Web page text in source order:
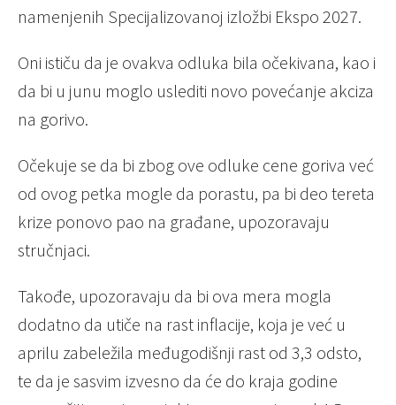
namenjenih Specijalizovanoj izložbi Ekspo 2027.
Oni ističu da je ovakva odluka bila očekivana, kao i
da bi u junu moglo uslediti novo povećanje akciza
na gorivo.
Očekuje se da bi zbog ove odluke cene goriva već
od ovog petka mogle da porastu, pa bi deo tereta
krize ponovo pao na građane, upozoravaju
stručnjaci.
Takođe, upozoravaju da bi ova mera mogla
dodatno da utiče na rast inflacije, koja je već u
aprilu zabeležila međugodišnji rast od 3,3 odsto,
te da je sasvim izvesno da će do kraja godine